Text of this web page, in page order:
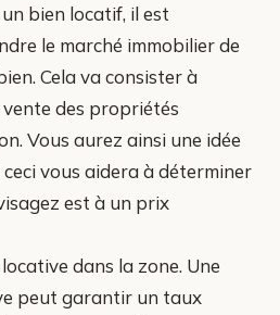
bien locatif, il est
le marché immobilier de
Cela va consister à
des propriétés
Vous aurez ainsi une idée
vous aidera à déterminer
est à un prix
dans la zone. Une
peut garantir un taux